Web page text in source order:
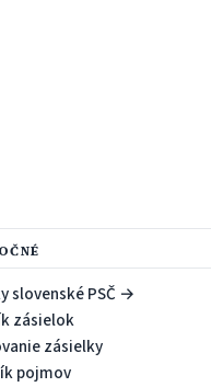
slovenské PSČ →
zásielok
zásielky
pojmov